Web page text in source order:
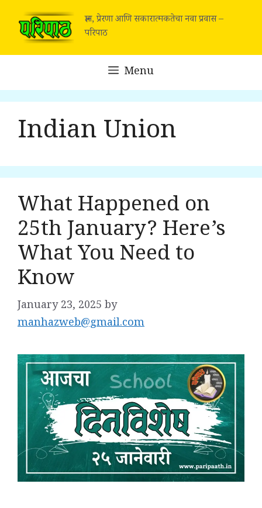
content
ज्ञान, प्रेरणा आणि सकारात्मकतेचा नवा प्रवास –
परिपाठ
Menu
Indian Union
What Happened on
25th January? Here’s
What You Need to
Know
January 23, 2025 by
manhazweb@gmail.com